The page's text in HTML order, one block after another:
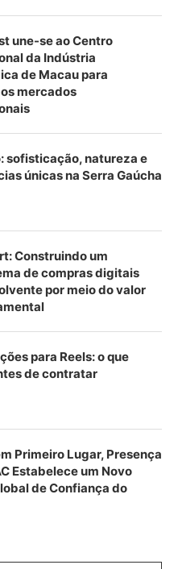
une-se ao Centro
da Indústria
de Macau para
mercados
sofisticação, natureza e
únicas na Serra Gaúcha
Construindo um
de compras digitais
por meio do valor
para Reels: o que
de contratar
Primeiro Lugar, Presença
Estabelece um Novo
de Confiança do